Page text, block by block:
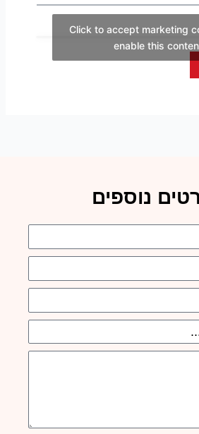
Click to accept marketing
enable this
נוספים